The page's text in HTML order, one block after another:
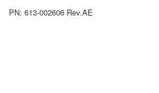
PN: 613-002606 Rev.AE